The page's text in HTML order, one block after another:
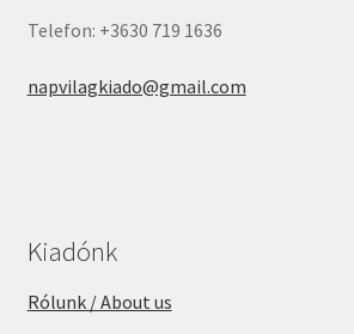
Telefon: +3630 719 1636
napvilagkiado@gmail.com
Kiadónk
Rólunk / About us